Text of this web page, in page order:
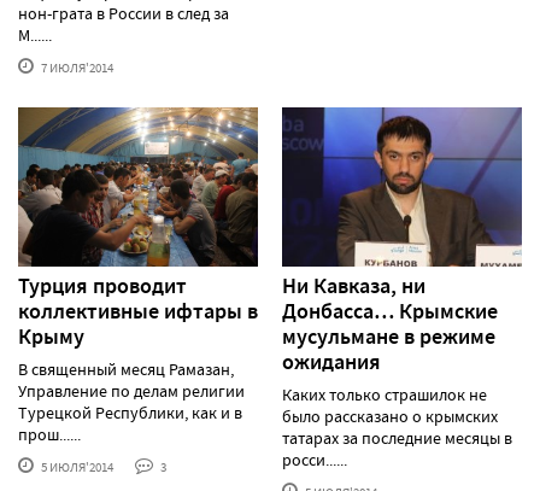
нон-грата в России в след за
М......
7 ИЮЛЯ'2014
Турция проводит
коллективные ифтары в
Крыму
В священный месяц Рамазан,
Управление по делам религии
Турецкой Республики, как и в
прош......
5 ИЮЛЯ'2014 3
Ни Кавказа, ни
Донбасса… Крымские
мусульмане в режиме
ожидания
Каких только страшилок не
было рассказано о крымских
татарах за последние месяцы в
росси......